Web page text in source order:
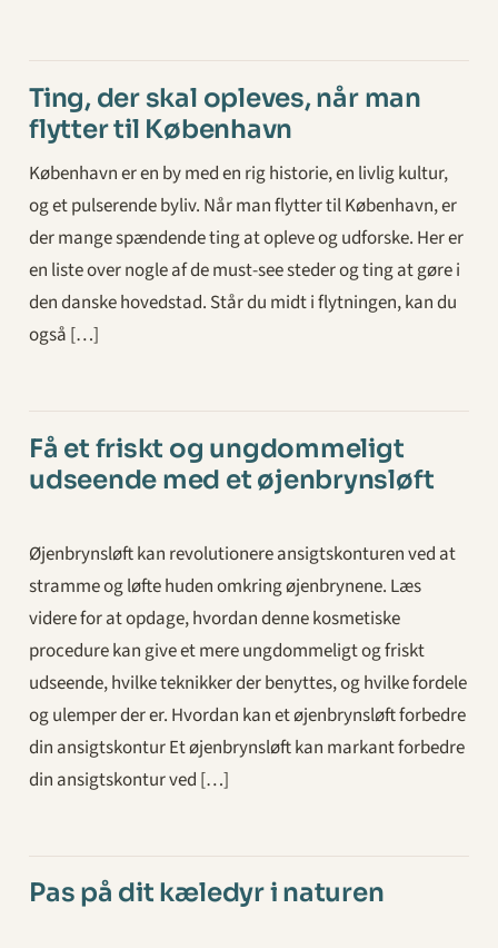
Ting, der skal opleves, når man
flytter til København
København er en by med en rig historie, en livlig kultur,
og et pulserende byliv. Når man flytter til København, er
der mange spændende ting at opleve og udforske. Her er
en liste over nogle af de must-see steder og ting at gøre i
den danske hovedstad. Står du midt i flytningen, kan du
også […]
Få et friskt og ungdommeligt
udseende med et øjenbrynsløft
Øjenbrynsløft kan revolutionere ansigtskonturen ved at
stramme og løfte huden omkring øjenbrynene. Læs
videre for at opdage, hvordan denne kosmetiske
procedure kan give et mere ungdommeligt og friskt
udseende, hvilke teknikker der benyttes, og hvilke fordele
og ulemper der er. Hvordan kan et øjenbrynsløft forbedre
din ansigtskontur Et øjenbrynsløft kan markant forbedre
din ansigtskontur ved […]
Pas på dit kæledyr i naturen